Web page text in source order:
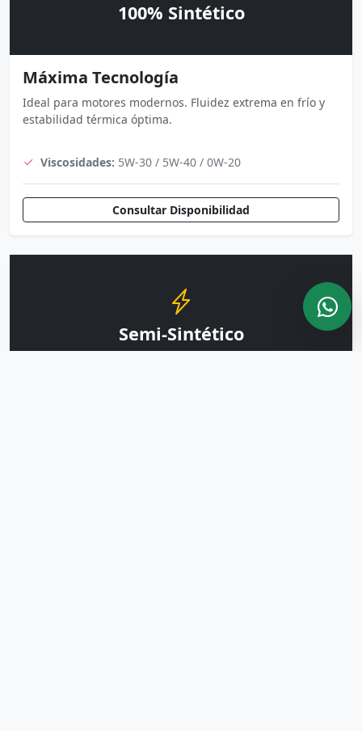
100% Sintético
Máxima Tecnología
Ideal para motores modernos. Fluidez extrema en frío y
estabilidad térmica óptima.
Viscosidades: 5W-30 / 5W-40 / 0W-20
Consultar Disponibilidad
Semi-Sintético